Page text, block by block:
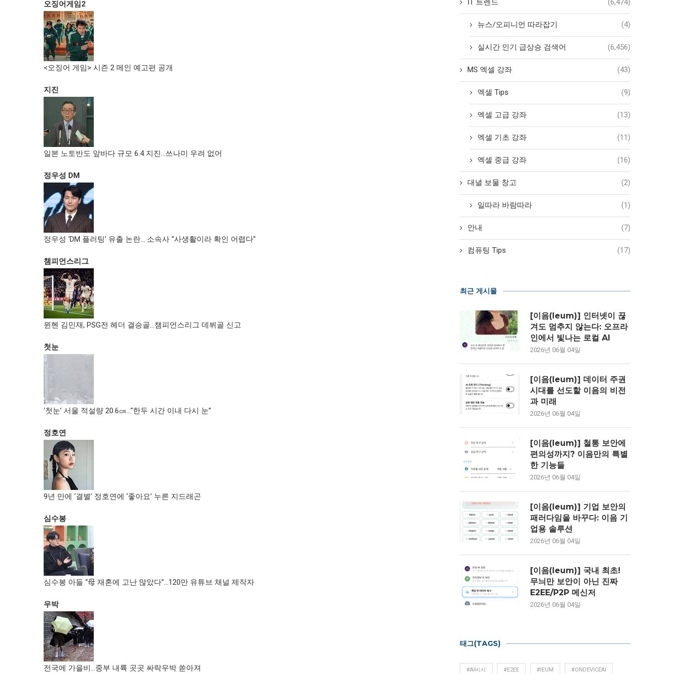
오징어게임2
<오징어 게임> 시즌 2 메인 예고편 공개
지진
일본 노토반도 앞바다 규모 6.4 지진…쓰나미 우려 없어
정우성 DM
정우성 ‘DM 플러팅’ 유출 논란… 소속사 “사생활이라 확인 어렵다”
챔피언스리그
뮌헨 김민재, PSG전 헤더 결승골…챔피언스리그 데뷔골 신고
첫눈
‘첫눈’ 서울 적설량 20.6㎝…“한두 시간 이내 다시 눈”
정호연
9년 만에 ‘결별’ 정호연에 ‘좋아요’ 누른 지드래곤
심수봉
심수봉 아들 “母 재혼에 고난 많았다”…120만 유튜브 채널 제작자
우박
전국에 가을비…중부 내륙 곳곳 싸락우박 쏟아져
IT 트렌드 (6,474)
뉴스/오피니언 따라잡기 (4)
실시간 인기 급상승 검색어 (6,456)
MS 엑셀 강좌 (43)
엑셀 Tips (9)
엑셀 고급 강좌 (13)
엑셀 기초 강좌 (11)
엑셀 중급 강좌 (16)
대녈 보물 창고 (2)
일따라 바람따라 (1)
안내 (7)
컴퓨팅 Tips (17)
최근 게시물
[이음(Ieum)] 인터넷이 끊
겨도 멈추지 않는다: 오프라
인에서 빛나는 로컬 AI
2026년 06월 04일
[이음(Ieum)] 데이터 주권
시대를 선도할 이음의 비전
과 미래
2026년 06월 04일
[이음(Ieum)] 철통 보안에
편의성까지? 이음만의 특별
한 기능들
2026년 06월 04일
[이음(Ieum)] 기업 보안의
패러다임을 바꾸다: 이음 기
업용 솔루션
2026년 06월 04일
[이음(Ieum)] 국내 최초!
무늬만 보안이 아닌 진짜
E2EE/P2P 메신저
2026년 06월 04일
태그(TAGS)
#AI비서 #E2EE #IEUM #ONDEVICEAI